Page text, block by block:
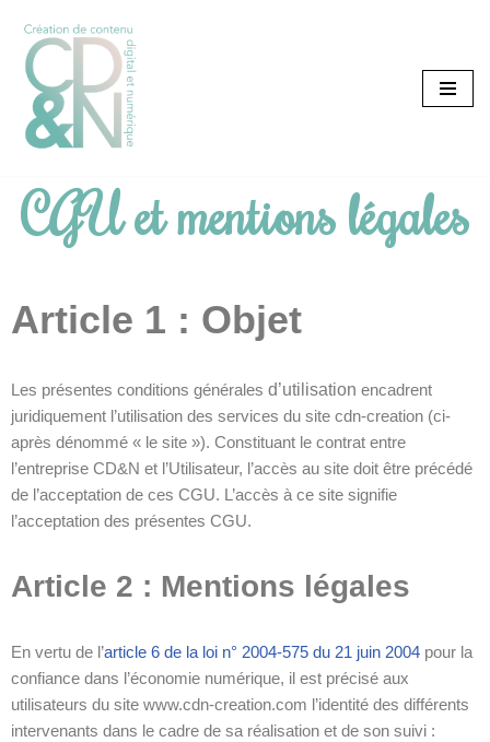
Aller
au
contenu
CGU et mentions légales
Article 1 : Objet
Les présentes conditions générales d’utilisation encadrent
juridiquement l’utilisation des services du site cdn-creation (ci-
après dénommé « le site »). Constituant le contrat entre
l’entreprise CD&N et l’Utilisateur, l’accès au site doit être précédé
de l’acceptation de ces CGU. L’accès à ce site signifie
l’acceptation des présentes CGU.
Article 2 : Mentions légales
En vertu de l’article 6 de la loi n° 2004-575 du 21 juin 2004 pour la
confiance dans l’économie numérique, il est précisé aux
utilisateurs du site www.cdn-creation.com l’identité des différents
intervenants dans le cadre de sa réalisation et de son suivi :